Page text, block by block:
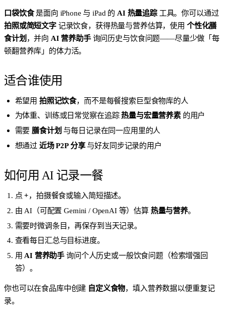
口袋饮食是面向 iPhone 与 iPad 的 AI 热量追踪工具。你可以通过
拍照或简短文字记录饮食，获得热量与营养估算，使用 个性化膳
食计划 ，并向 AI 营养助手询问历史与饮食问题——尽量少做「每
顿翻营养库」的体力活。
适合谁使用
希望用 拍照记饮食，而不是每餐搜索巨型食物库的人
为体重、训练或日常觉察在追踪热量与宏量营养素的用户
需要 膳食计划 与每日记录在同一应用里的人
想通过 近场 P2P 分享与好友同步记录的用户
如何用 AI 记录一餐
点+，拍摄餐食或输入简短描述。
由 AI（可配置 Gemini / OpenAI 等）估算 热量与营养。
需要时微调条目，再保存到当天记录。
查看每日汇总与目标进度。
用 AI 营养助手 询问个人历史或一般饮食问题（检索增强回
答）。
你也可以在食品库中创建 自定义食物，填入营养数据以便重复记
录。